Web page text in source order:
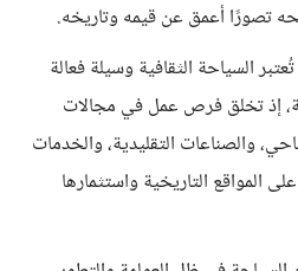
تصورًا أعمق عن قيمه وتاريخه.
السياحة الثقافية وسيلة فعالة
إذ تخلق فرص عمل في مجالات
والصناعات التقليدية، والخدمات
المواقع التاريخية واستثمارها